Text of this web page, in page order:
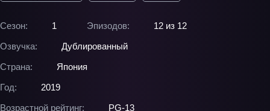
Сезон: 1 Эпизодов:
12 из 12
Озвучка:
Дублированный
Страна:
Япония
Год:
2019
Возрастной рейтинг:
PG-13